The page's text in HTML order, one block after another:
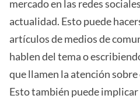
mercado en las redes
actualidad. Esto puede
artículos de medios de
hablen del tema o
que llamen la atención
Esto también puede